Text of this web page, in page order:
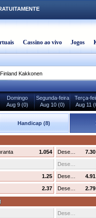
Cassino ao vivo Jogos
Finland Kakkonen
Domingo
Aug 9 (0)
Segunda-feira
Aug 10 (0)
Terça-
Aug 11
Handicap (8)
1.054 7.30
Desenhar
Desenhar
1.25 4.91
Desenhar
2.37 2.79
Desenhar
Desenhar